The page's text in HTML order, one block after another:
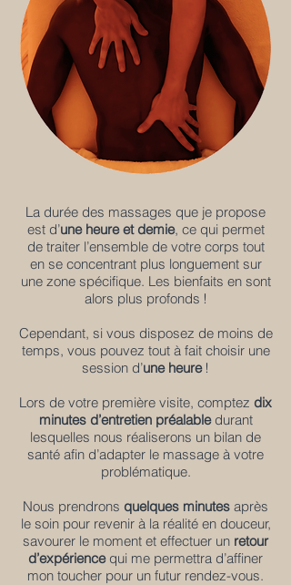
La durée des massages que je propose
est d’une heure et demie, ce qui permet
de traiter l’ensemble de votre corps tout
en se concentrant plus longuement sur
une zone spécifique. Les bienfaits en sont
alors plus profonds !
Cependant, si vous disposez de moins de
temps, vous pouvez tout à fait choisir une
session d’une heure!
Lors de votre première visite, comptez dix
minutes d’entretien préalabledurant
lesquelles nous réaliserons un bilan de
santé afin d’adapter le massage à votre
problématique.
Nous prendrons quelques minutes après
le soin pour revenir à la réalité en douceur,
savourer le moment et effectuer un retour
d’expériencequi me permettra d’affiner
mon toucher pour un futur rendez-vous.